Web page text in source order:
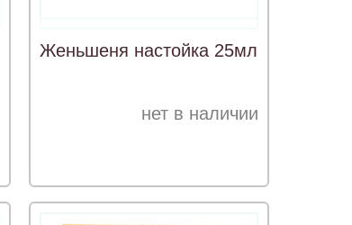
Женьшеня настойка 25мл
нет в наличии